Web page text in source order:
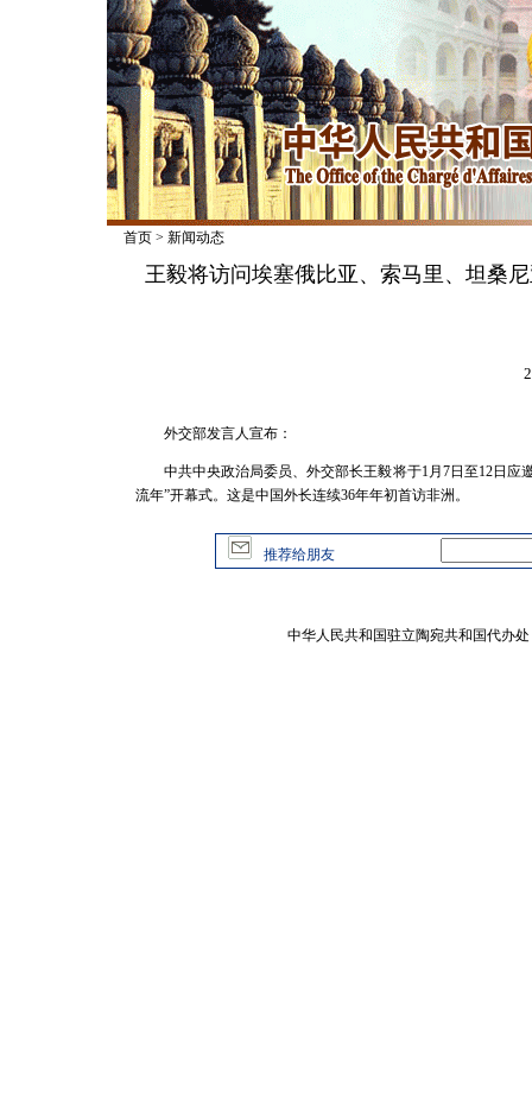
首页> 新闻动态
王毅将访问埃塞俄比亚、索马里、坦桑
外交部发言人宣布：
中共中央政治局委员、外交部长王毅将于1月7日至12日
流年”开幕式。这是中国外长连续36年年初首访非洲。
推荐给朋友
中华人民共和国驻立陶宛共和国代办处